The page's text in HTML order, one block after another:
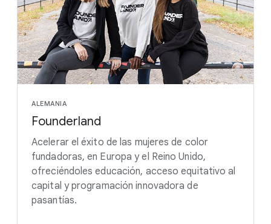
ALEMANIA
Founderland
Acelerar el éxito de las mujeres de color
fundadoras, en Europa y el Reino Unido,
ofreciéndoles educación, acceso equitativo al
capital y programación innovadora de
pasantías.